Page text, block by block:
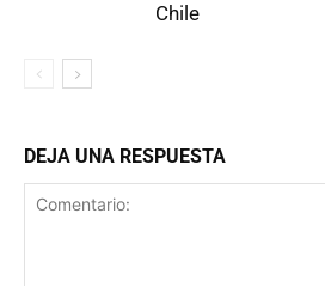
Chile
DEJA UNA RESPUESTA